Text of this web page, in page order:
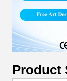
Product